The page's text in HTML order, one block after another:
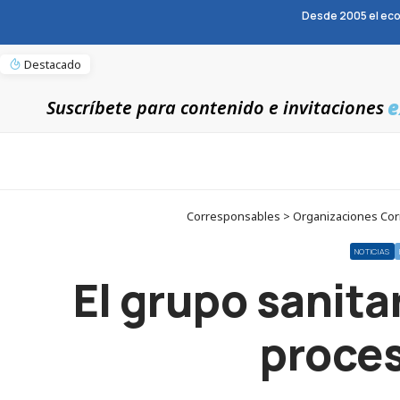
Desde 2005 el
Destacado
Suscríbete para contenido e invitaciones
Corresponsables > Organizaciones
NOTICIAS
El grupo